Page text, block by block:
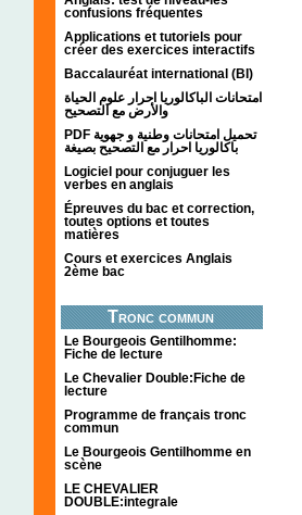
confusions fréquentes
Applications et tutoriels pour
créer des exercices interactifs
Baccalauréat international (BI)
امتحانات الباكالوريا احرار علوم الحياة
والأرض مع التصحيح
PDF تحميل امتحانات وطنية و جهوية
باكالوريا احرار مع التصحيح بصيغة
Logiciel pour conjuguer les
verbes en anglais
Épreuves du bac et correction,
toutes options et toutes
matières
Cours et exercices Anglais
2ème bac
Tronc commun
Le Bourgeois Gentilhomme:
Fiche de lecture
Le Chevalier Double:Fiche de
lecture
Programme de français tronc
commun
Le Bourgeois Gentilhomme en
scène
LE CHEVALIER
DOUBLE:integrale